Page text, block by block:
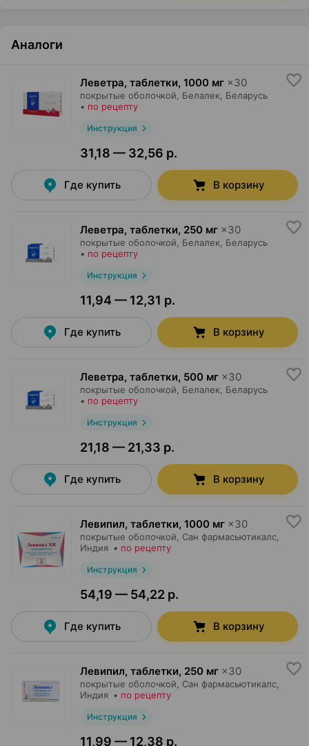
Аналоги
Леветра, таблетки, 1000 мг ×30
покрытые оболочкой, Белалек , Беларусь
• по рецепту
Инструкция
31,18 — 32,56 р.
Где купить В корзину
Леветра, таблетки, 250 мг ×30
покрытые оболочкой, Белалек , Беларусь
• по рецепту
Инструкция
11,94 — 12,31 р.
Где купить В корзину
Леветра, таблетки, 500 мг ×30
покрытые оболочкой, Белалек , Беларусь
• по рецепту
Инструкция
21,18 — 21,33 р.
Где купить В корзину
Левипил, таблетки, 1000 мг ×30
покрытые оболочкой, Сан фармасьютикалс
Индия • по рецепту
Инструкция
54,19 — 54,22 р.
Где купить В корзину
Левипил, таблетки, 250 мг ×30
покрытые оболочкой, Сан фармасьютикалс
Индия • по рецепту
Инструкция
11,99 — 12,38 р.